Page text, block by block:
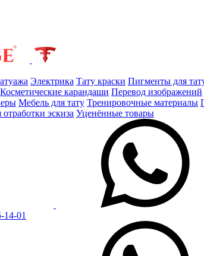
Электрика Тату краски Пигменты для
Косметические карандаши Перевод изображений
Мебель для тату Тренировочные материалы
отработки эскиза Уценённые товары
14-01